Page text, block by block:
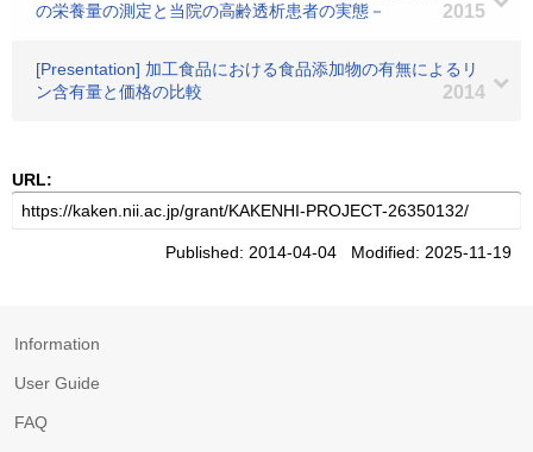
の栄養量の測定と当院の高齢透析患者の実態－
2015
[Presentation] 加工食品における食品添加物の有無によるリ
ン含有量と価格の比較
2014
URL:
Published: 2014-04-04 Modified: 2025-11-19
Information
User Guide
FAQ